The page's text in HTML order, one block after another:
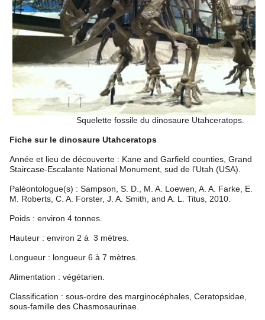
Squelette fossile du dinosaure Utahceratops.
Fiche sur le dinosaure Utahceratops
Année et lieu de découverte : Kane and Garfield counties, Grand
Staircase-Escalante National Monument, sud de l’Utah (USA).
Paléontologue(s) : Sampson, S. D., M. A. Loewen, A. A. Farke, E.
M. Roberts, C. A. Forster, J. A. Smith, and A. L. Titus, 2010.
Poids : environ 4 tonnes.
Hauteur : environ 2 à 3 mètres.
Longueur : longueur 6 à 7 mètres.
Alimentation : végétarien.
Classification : sous-ordre des marginocéphales, Ceratopsidae,
sous-famille des Chasmosaurinae.